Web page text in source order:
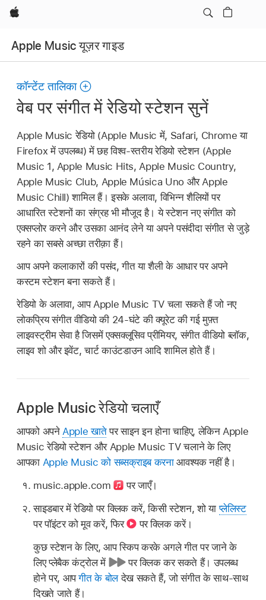
Apple
Apple Music यूज़र गाइड
कॉन्टेंट तालिका
वेब पर संगीत में रेडियो स्टेशन सुनें
Apple Music रेडियो (Apple Music में, Safari, Chrome या
Firefox में उपलब्ध) में छह विश्व-स्तरीय रेडियो स्टेशन (Apple
Music 1, Apple Music Hits, Apple Music Country,
Apple Music Club, Apple Música Uno और Apple
Music Chill) शामिल हैं। इसके अलावा, विभिन्न शैलियों पर
आधारित स्टेशनों का संग्रह भी मौजूद है। ये स्टेशन नए संगीत को
एक्सप्लोर करने और उसका आनंद लेने या अपने पसंदीदा संगीत से जुड़े
रहने का सबसे अच्छा तरीक़ा हैं।
आप अपने कलाकारों की पसंद, गीत या शैली के आधार पर अपने
कस्टम स्टेशन बना सकते हैं।
रेडियो के अलावा, आप Apple Music TV चला सकते हैं जो नए
लोकप्रिय संगीत वीडियो की 24-घंटे की क्यूरेट की गई मुफ़्त
लाइवस्ट्रीम सेवा है जिसमें एक्सक्लूसिव प्रीमियर, संगीत वीडियो ब्लॉक,
लाइव शो और इवेंट, चार्ट काउंटडाउन आदि शामिल होते हैं।
Apple Music रेडियो चलाएँ
आपको अपनेApple खातेपर साइन इन होना चाहिए, लेकिन Apple
Music रेडियो स्टेशन और Apple Music TV चलाने के लिए
आपका Apple Music को सब्सक्राइब करनाआवश्यक नहीं है।
music.apple.com
पर जाएँ।
साइडबार में रेडियो पर क्लिक करें, किसी स्टेशन, शो याप्लेलिस्ट
पर पॉइंटर को मूव करें, फिर
पर क्लिक करें।
कुछ स्टेशन के लिए, आप स्किप करके अगले गीत पर जाने के
लिए प्लेबैक कंट्रोल में
पर क्लिक कर सकते हैं। उपलब्ध
होने पर, आपगीत के बोलदेख सकते हैं, जो संगीत के साथ-साथ
दिखते जाते हैं।